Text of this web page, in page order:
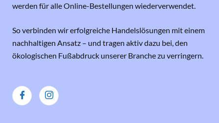
werden für alle Online-Bestellungen wiederverwendet.
So verbinden wir erfolgreiche Handelslösungen mit einem
nachhaltigen Ansatz – und tragen aktiv dazu bei, den
ökologischen Fußabdruck unserer Branche zu verringern.